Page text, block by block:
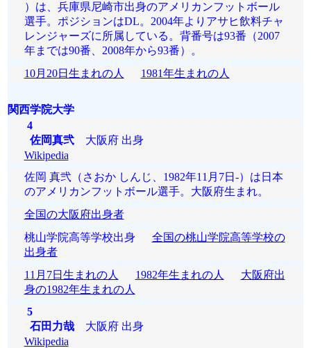
）は、兵庫県尼崎市出身のアメリカンフットボール
選手。ポジションはDL。2004年よりアサヒ飲料チャ
レンジャーズに所属している。背番号は93番（2007
年までは90番、2008年から93番）。
10月20日生まれの人
1981年生まれの人
関西学院大学
4
佐岡真弐大阪府 出身
Wikipedia
佐岡 真弐（さおか しんじ、1982年11月7日-）は日本
のアメリカンフットボール選手。大阪府生まれ。
全国の大阪府出身者
桃山学院高等学校出身 全国の桃山学院高等学校の
出身者
11月7日生まれの人
1982年生まれの人
大阪府出
身の1982年生まれの人
5
石田力哉大阪府 出身
Wikipedia